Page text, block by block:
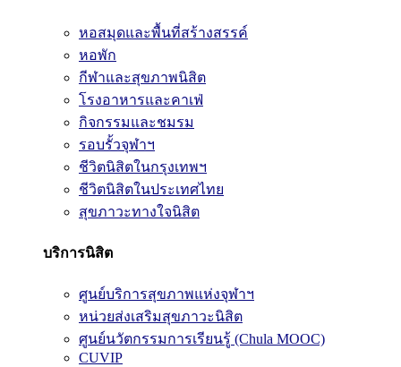
หอสมุดและพื้นที่สร้างสรรค์
หอพัก
กีฬาและสุขภาพนิสิต
โรงอาหารและคาเฟ่
กิจกรรมและชมรม
รอบรั้วจุฬาฯ
ชีวิตนิสิตในกรุงเทพฯ
ชีวิตนิสิตในประเทศไทย
สุขภาวะทางใจนิสิต
บริการนิสิต
ศูนย์บริการสุขภาพแห่งจุฬาฯ
หน่วยส่งเสริมสุขภาวะนิสิต
ศูนย์นวัตกรรมการเรียนรู้ (Chula MOOC)
CUVIP